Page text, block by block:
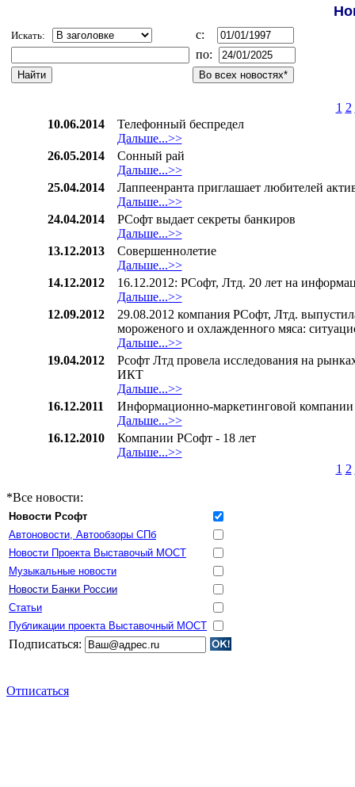
Искать:
c:
по:
1 2
10.06.2014
Телефонный беспредел
Дальше...>>
26.05.2014
Сонный рай
Дальше...>>
25.04.2014
Лаппеенранта приглашает любителей
Дальше...>>
24.04.2014
РСофт выдает секреты банкиров
Дальше...>>
13.12.2013
Совершеннолетие
Дальше...>>
14.12.2012
16.12.2012: РСофт, Лтд. 20 лет на
Дальше...>>
12.09.2012
29.08.2012 компания РСофт, Лтд.
мороженого и охлажденного мяса:
Дальше...>>
19.04.2012
Рсофт Лтд провела исследования на
ИКТ
Дальше...>>
16.12.2011
Информационно-маркетинговой
Дальше...>>
16.12.2010
Компании РСофт - 18 лет
Дальше...>>
1 2
*Все новости:
Новости Рсофт
Автоновости, Автообзоры СПб
Новости Проекта Выставочый МОСТ
Музыкальные новости
Новости Банки России
Статьи
Публикации проекта Выставочный МОСТ
Подписаться:
Отписаться